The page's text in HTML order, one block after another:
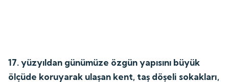
17. yüzyıldan günümüze özgün yapısını büyük
ölçüde koruyarak ulaşan kent, taş döşeli sokakları,